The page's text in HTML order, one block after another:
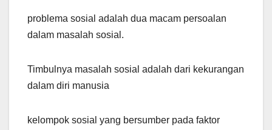
problema sosial adalah dua macam persoalan
dalam masalah sosial.
Timbulnya masalah sosial adalah dari kekurangan
dalam diri manusia
kelompok sosial yang bersumber pada faktor